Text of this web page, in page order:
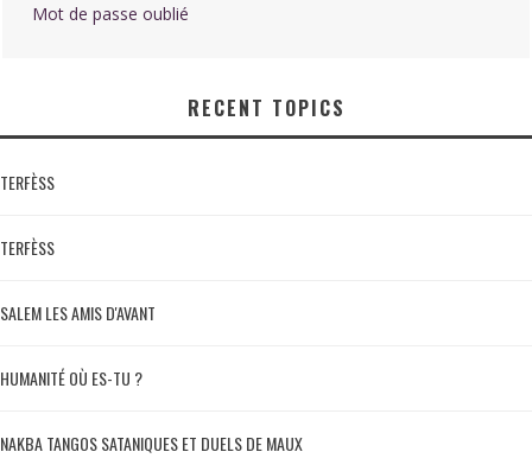
Mot de passe oublié
RECENT TOPICS
TERFÈSS
TERFÈSS
SALEM LES AMIS D'AVANT
HUMANITÉ OÙ ES-TU ?
NAKBA TANGOS SATANIQUES ET DUELS DE MAUX